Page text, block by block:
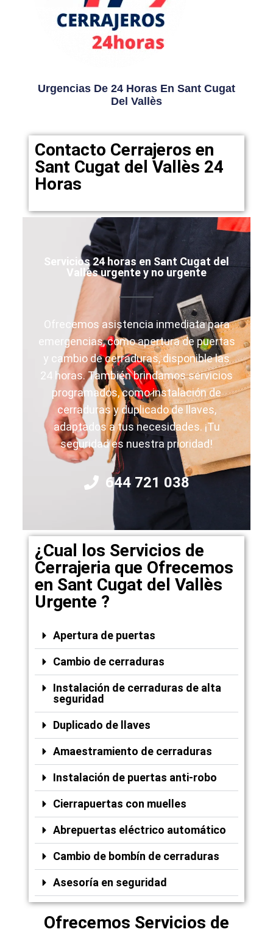
Urgencias De 24 Horas En Sant Cugat
Del Vallès
Contacto Cerrajeros en
Sant Cugat del Vallès 24
Horas
Servicios 24 horas en Sant Cugat del
Vallès urgente y no urgente
Ofrecemos asistencia inmediata para
emergencias, como apertura de puertas
y cambio de cerraduras, disponible las
24 horas. También brindamos servicios
programados, como instalación de
cerraduras y duplicado de llaves,
adaptados a tus necesidades. ¡Tu
seguridad es nuestra prioridad!
644 721 038
¿Cual los Servicios de
Cerrajeria que Ofrecemos
en Sant Cugat del Vallès
Urgente ?
Apertura de puertas
Cambio de cerraduras
Instalación de cerraduras de alta
seguridad
Duplicado de llaves
Amaestramiento de cerraduras
Instalación de puertas anti-robo
Cierrapuertas con muelles
Abrepuertas eléctrico automático
Cambio de bombín de cerraduras
Asesoría en seguridad
Ofrecemos Servicios de